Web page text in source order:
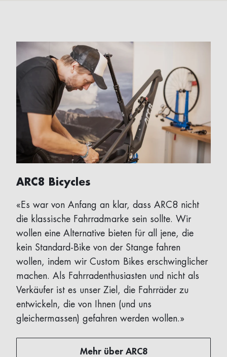
ARC8 Bicycles
«Es war von Anfang an klar, dass ARC8 nicht
die klassische Fahrradmarke sein sollte. Wir
wollen eine Alternative bieten für all jene, die
kein Standard-Bike von der Stange fahren
wollen, indem wir Custom Bikes erschwinglicher
machen. Als Fahrradenthusiasten und nicht als
Verkäufer ist es unser Ziel, die Fahrräder zu
entwickeln, die von Ihnen (und uns
gleichermassen) gefahren werden wollen.»
Mehr über ARC8